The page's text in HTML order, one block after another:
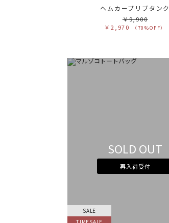
ヘムカーブリブタンク
￥9,900
￥2,970
（70%OFF）
SOLD OUT
再入荷受付
SALE